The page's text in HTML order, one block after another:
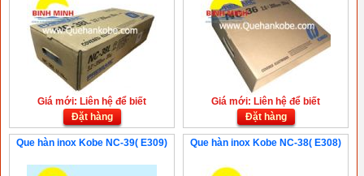
Giá mới: Liên hệ để biết
Đặt hàng
Giá mới: Liên hệ để biết
Đặt hàng
Que hàn inox Kobe NC-39( E309) Que hàn inox Kobe NC-38( E308)